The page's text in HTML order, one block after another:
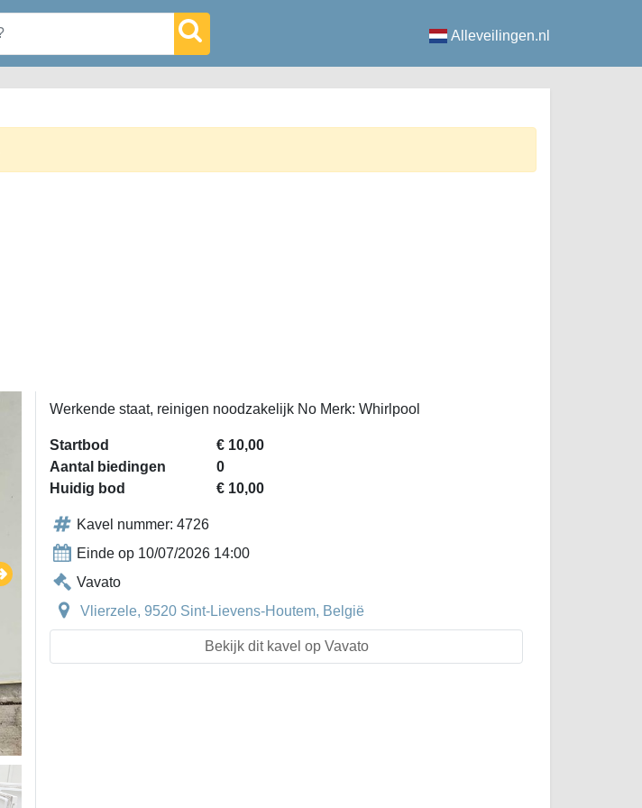
Alleveilingen.nl
Werkende staat, reinigen noodzakelijk No Merk: Whirlpool
Startbod
€ 10,00
Aantal biedingen
0
Huidig bod
€ 10,00
Kavel nummer: 4726
Einde op 10/07/2026 14:00
Vavato
Vlierzele, 9520 Sint-Lievens-Houtem, België
Bekijk dit kavel op Vavato